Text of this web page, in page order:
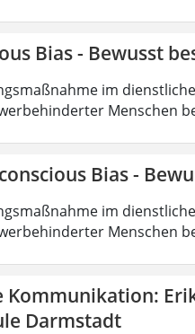
Bias - Bewusst
im
Menschen
Bias -
im
Menschen
Kommunikation:
Darmstadt